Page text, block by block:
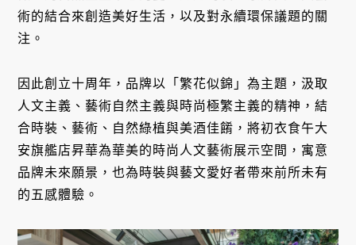
術的結合來創造美好生活，以及對永續環保議題的關
注。
因此創立十周年，品牌以「繁花似錦」為主題，汲取
人文主義、藝術自然主義與時尚極繁主義的精神，結
合時裝、藝術、自然綠植與美酒佳餚，將初衣食午大
安旗艦店昇華為華美的時尚人文藝術展示空間，寓意
品牌未來願景，也為時裝與藝文愛好者帶來前所未有
的五感體驗。